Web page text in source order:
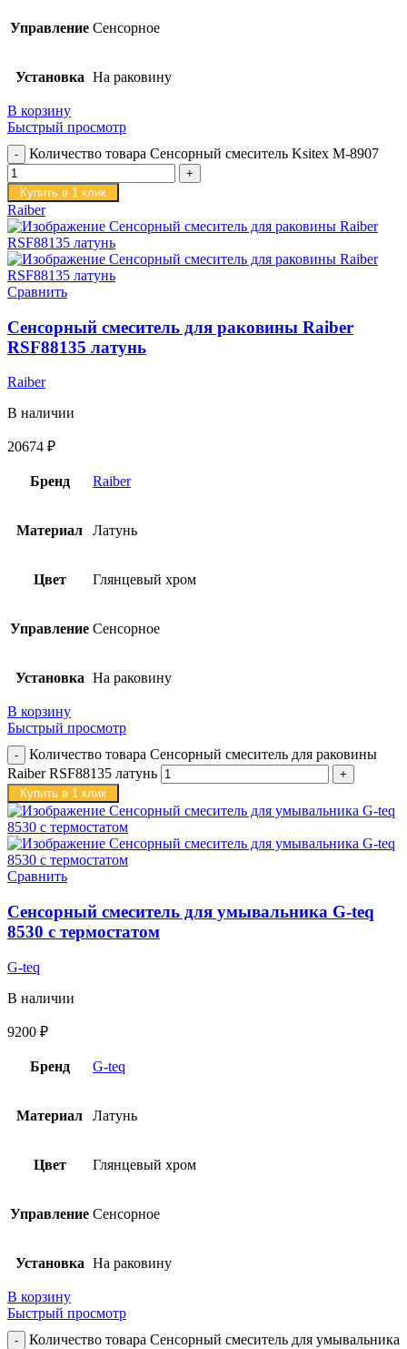
Управление Сенсорное
Установка На раковину
В корзину
Быстрый просмотр
Количество товара Сенсорный смеситель Ksitex M-8907
Купить в 1 клик
Raiber
Сравнить
Сенсорный смеситель для раковины Raiber
RSF88135 латунь
Raiber
В наличии
20674 ₽
Бренд Raiber
Материал Латунь
Цвет Глянцевый хром
Управление Сенсорное
Установка На раковину
В корзину
Быстрый просмотр
Количество товара Сенсорный смеситель для раковины
Raiber RSF88135 латунь
Купить в 1 клик
Сравнить
Сенсорный смеситель для умывальника G-teq
8530 с термостатом
G-teq
В наличии
9200 ₽
Бренд G-teq
Материал Латунь
Цвет Глянцевый хром
Управление Сенсорное
Установка На раковину
В корзину
Быстрый просмотр
Количество товара Сенсорный смеситель для умывальника